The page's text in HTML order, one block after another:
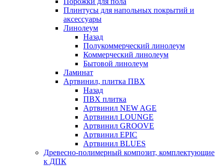
Плинтусы для напольных покрытий и
аксессуары
Линолеум
Назад
Полукоммерческий линолеум
Коммерческий линолеум
Бытовой линолеум
Ламинат
Артвинил, плитка ПВХ
Назад
ПВХ плитка
Артвинил NEW AGE
Артвинил LOUNGE
Артвинил GROOVE
Артвинил EPIC
Артвинил BLUES
Древесно-полимерный композит, комплектующие
к ДПК